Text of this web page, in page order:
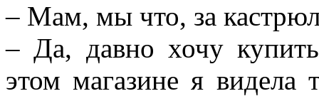
– Мам, мы что, за
– Да, давно хочу
этом магазине я